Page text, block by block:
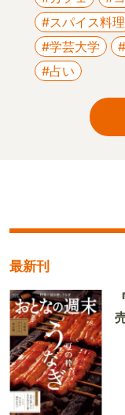
#スパイス料理
#学芸大学
#占い
最新刊